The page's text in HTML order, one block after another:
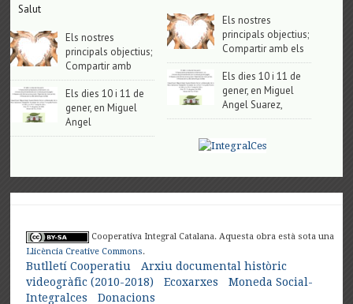
Salut
Els nostres
principals objectius;
Compartir amb
Els dies 10 i 11 de
gener, en Miguel
Angel
Els nostres
principals objectius;
Compartir amb els
Els dies 10 i 11 de
gener, en Miguel
Angel Suarez,
Cooperativa Integral Catalana. Aquesta obra està sota una
Llicència Creative Commons.
Butlletí Cooperatiu
Arxiu documental històric
videogràfic (2010-2018)
Ecoxarxes
Moneda Social-
Integralces
Donacions